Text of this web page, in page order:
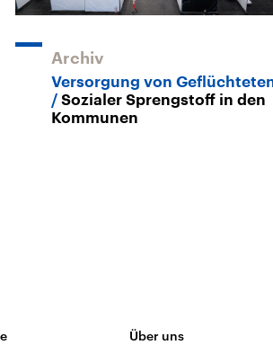
Archiv
Versorgung von
Sozialer Sprengstoff in den
Kommunen
Über uns